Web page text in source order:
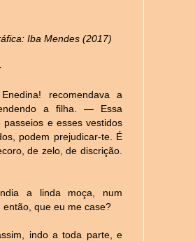
Iba Mendes (2017)
recomendava a
a filha. — Essa
e esses vestidos
podem prejudicar-te. É
de zelo, de discrição.
a linda moça, num
que eu me case?
indo a toda parte, e